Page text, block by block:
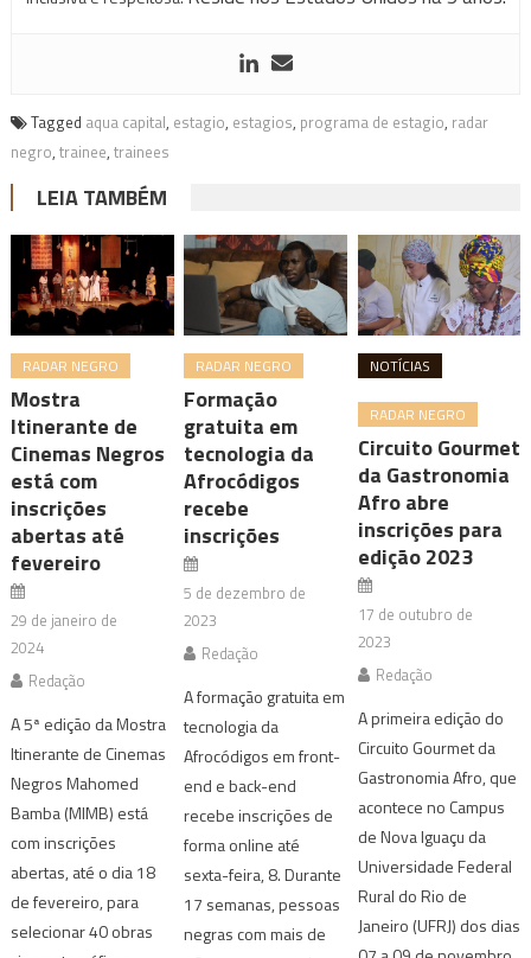
Tagged aqua capital, estagio, estagios, programa de estagio, radar
negro, trainee, trainees
LEIA TAMBÉM
RADAR NEGRO
Mostra
Itinerante de
Cinemas Negros
está com
inscrições
abertas até
fevereiro
29 de janeiro de
2024
Redação
A 5ª edição da Mostra
Itinerante de Cinemas
Negros Mahomed
Bamba (MIMB) está
com inscrições
abertas, até o dia 18
de fevereiro, para
selecionar 40 obras
RADAR NEGRO
Formação
gratuita em
tecnologia da
Afrocódigos
recebe
inscrições
5 de dezembro de
2023
Redação
A formação gratuita em
tecnologia da
Afrocódigos em front-
end e back-end
recebe inscrições de
forma online até
sexta-feira, 8. Durante
17 semanas, pessoas
negras com mais de
NOTÍCIAS
RADAR NEGRO
Circuito Gourmet
da Gastronomia
Afro abre
inscrições para
edição 2023
17 de outubro de
2023
Redação
A primeira edição do
Circuito Gourmet da
Gastronomia Afro, que
acontece no Campus
de Nova Iguaçu da
Universidade Federal
Rural do Rio de
Janeiro (UFRJ) dos dias